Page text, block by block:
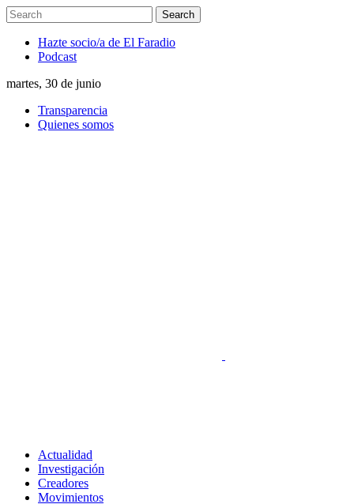
Hazte socio/a de El Faradio
Podcast
martes, 30 de junio
Transparencia
Quienes somos
Actualidad
Investigación
Creadores
Movimientos